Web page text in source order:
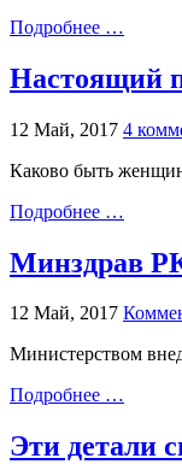
Подробнее …
Настоящий
12 Май, 2017 4
Каково быть
Подробнее …
Минздрав РК
12 Май, 2017
Министерством
Подробнее …
Эти детали